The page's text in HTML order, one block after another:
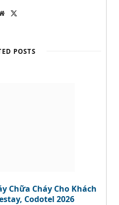
W
e
r
POSTS
Chữa Cháy Cho Khách
Codotel 2026